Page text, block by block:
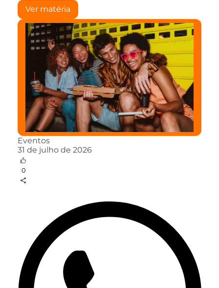
Ver matéria
Eventos
31 de julho de 2026
0